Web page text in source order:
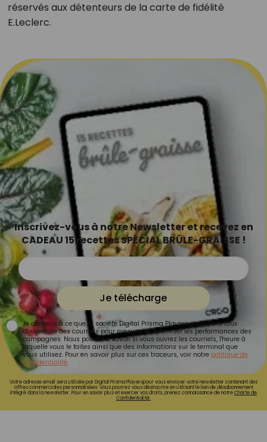
réservés aux détenteurs de la carte de fidélité
E.Leclerc.
Inscrivez-vous à notre Newsletter et recevez en
CADEAU 15 recettes SPÉCIAL BRÛLE-GRAISSE !
Je télécharge
Je consens à ce que la société Digital Prisma Players analyse le taux
d'ouverture des courriels pour mesurer et optimiser les performances des
campagnes. Nous pourrons savoir si vous ouvrez les courriels, l'heure à
laquelle vous le faites ainsi que des informations sur le terminal que
vous utilisez. Pour en savoir plus sur ces traceurs, voir notre politique de
confidentialité.
Votre adresse email sera utilisée par Digital Prisma Playerspour vous envoyer votre newsletter contenant des
offres commerciales personnalisées. Vous pourrez vous désinscrire en utilisant le lien de désabonnement
intégré dans la newsletter. Pour en savoir plus et exercer vos droits, prenez connaissance de notreCharte de
Confidentialité.